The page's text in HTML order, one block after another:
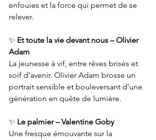
enfouies et la force qui permet de se
relever.
✨ Et toute la vie devant nous – Olivier
Adam
La jeunesse à vif, entre rêves brisés et
soif d’avenir. Olivier Adam brosse un
portrait sensible et bouleversant d’une
génération en quête de lumière.
✨ Le palmier – Valentine Goby
Une fresque émouvante sur la